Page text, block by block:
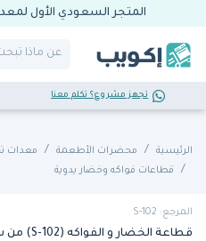
المتجر السعودي الأول
تجهز مشروع؟ تكلم معنا
الرئيسية محضرات الأطعمة
معدات
قطاعات فواكه وخضار يدوية
المرجع: S-102
قطاعة الخضار و الفواكه (S-102) من سنكست